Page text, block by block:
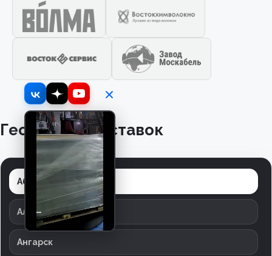
География поставок
Абинск
Александров
Ангарск